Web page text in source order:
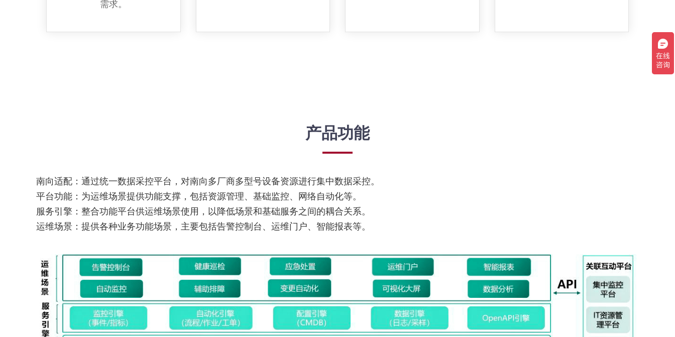
需求。
产品功能
南向适配：通过统一数据采控平台，对南向多厂商多型号设备资源进行集中数据采控。
平台功能：为运维场景提供功能支撑，包括资源管理、基础监控、网络自动化等。
服务引擎：整合功能平台供运维场景使用，以降低场景和基础服务之间的耦合关系。
运维场景：提供各种业务功能场景，主要包括告警控制台、运维门户、智能报表等。